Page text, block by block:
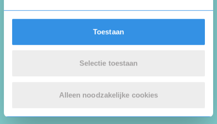
Toestaan
Selectie toestaan
Alleen noodzakelijke cookies